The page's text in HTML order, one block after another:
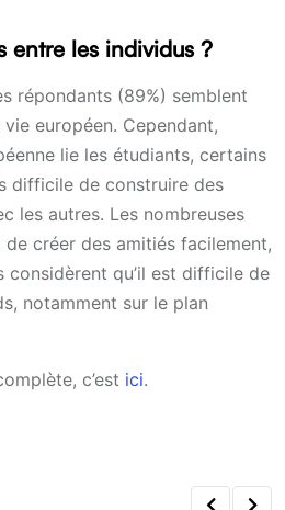
entre les individus ?
répondants (89%) semblent
européen. Cependant,
lie les étudiants, certains
difficile de construire des
les autres. Les nombreuses
créer des amitiés facilement,
considèrent qu’il est difficile de
notamment sur le plan
c’est ici.